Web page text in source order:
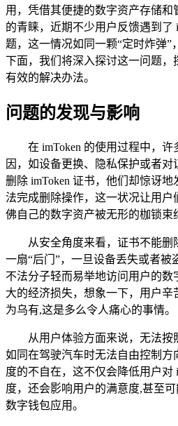
用，凭借其便捷的数字资产存储和
的青睐，近期不少用户反馈遇到了
题，这一情况如同一颗“定时炸弹”
下面，我们将深入探讨这一问题，
有效的解决办法。
问题的发现与影响
在 imToken 的使用过程中，
因，如设备更换、隐私保护或者
删除 imToken 证书，他们却惊讶
法完成删除操作，这一状况让用户
佛自己的数字资产被无形的枷锁束
从安全角度来看，证书不能
一扇“后门”，一旦设备丢失或者被
不法分子轻而易举地访问用户的数
大的经济损失，想象一下，用户
为乌有,这是多么令人痛心的事情。
从用户体验方面来说，无法
如同在驾驶汽车时无法自由控制方
度的不自在，这不仅会降低用户对
度，还会影响用户的满意度,甚至
数字钱包应用。